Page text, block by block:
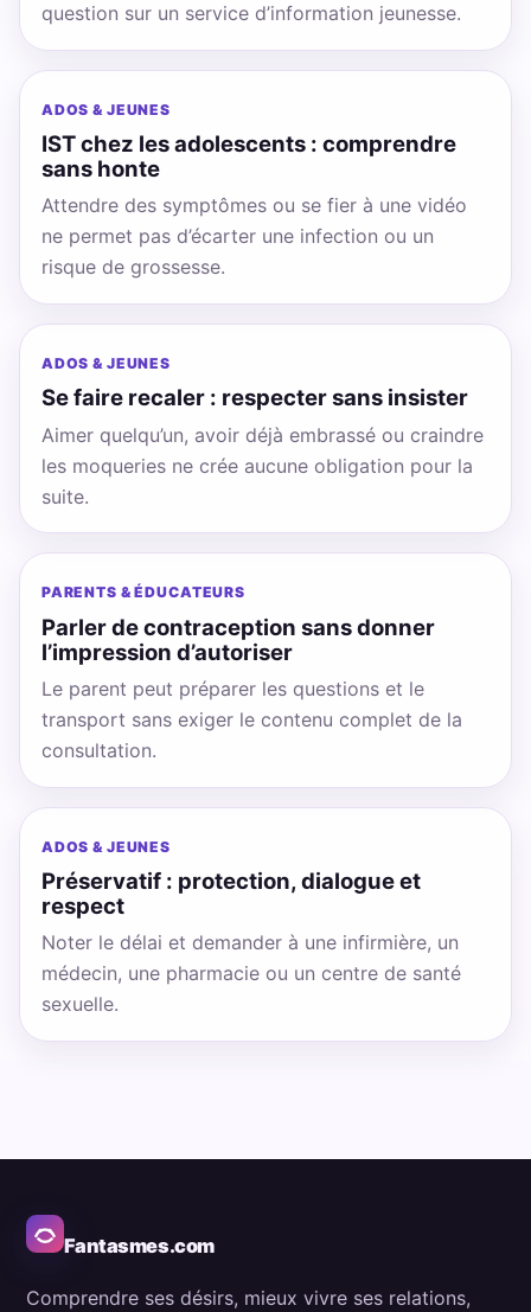
question sur un service d’information jeunesse.
ADOS & JEUNES
IST chez les adolescents : comprendre
sans honte
Attendre des symptômes ou se fier à une vidéo
ne permet pas d’écarter une infection ou un
risque de grossesse.
ADOS & JEUNES
Se faire recaler : respecter sans insister
Aimer quelqu’un, avoir déjà embrassé ou craindre
les moqueries ne crée aucune obligation pour la
suite.
PARENTS & ÉDUCATEURS
Parler de contraception sans donner
l’impression d’autoriser
Le parent peut préparer les questions et le
transport sans exiger le contenu complet de la
consultation.
ADOS & JEUNES
Préservatif : protection, dialogue et
respect
Noter le délai et demander à une infirmière, un
médecin, une pharmacie ou un centre de santé
sexuelle.
Fantasmes.com
Comprendre ses désirs, mieux vivre ses relations,